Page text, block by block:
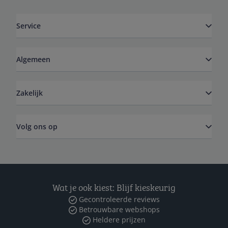
Service
Algemeen
Zakelijk
Volg ons op
Wat je ook kiest: Blijf kieskeurig
Gecontroleerde reviews
Betrouwbare webshops
Heldere prijzen